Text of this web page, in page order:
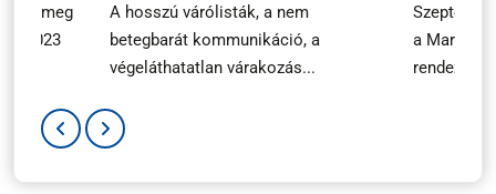
meg
2023
A hosszú várólisták, a nem
betegbarát kommunikáció, a
végeláthatatlan várakozás...
a